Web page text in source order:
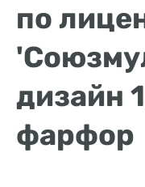
по
дизайн
фарфор